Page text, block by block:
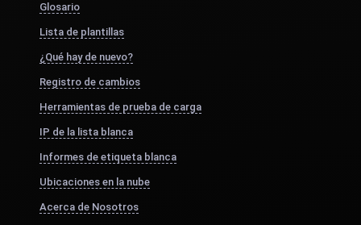
Glosario
Lista de plantillas
¿Qué hay de nuevo?
Registro de cambios
Herramientas de prueba de carga
IP de la lista blanca
Informes de etiqueta blanca
Ubicaciones en la nube
Acerca de Nosotros